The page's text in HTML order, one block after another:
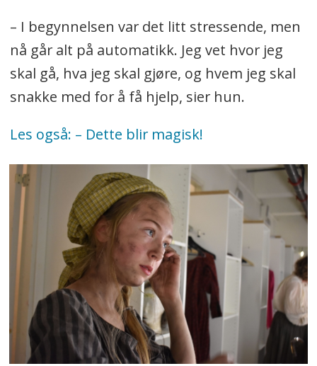
– I begynnelsen var det litt stressende, men
nå går alt på automatikk. Jeg vet hvor jeg
skal gå, hva jeg skal gjøre, og hvem jeg skal
snakke med for å få hjelp, sier hun.
Les også: – Dette blir magisk!